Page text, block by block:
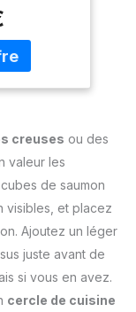
noix de
États-
Étui de
Idéale
les
truffes et
Le
des
unique
sans
en soft-
un
creuses ou des
valeur les
de saumon
visibles, et placez
Ajoutez un léger
juste avant de
si vous en avez.
cercle de cuisine